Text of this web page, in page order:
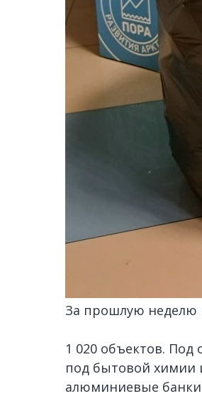
За прошлую неделю
1 020 объектов.
под бытовой химии
алюминиевые